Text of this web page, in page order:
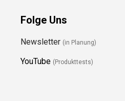
Folge Uns
Newsletter (in Planung)
YouTube (Produkttests)